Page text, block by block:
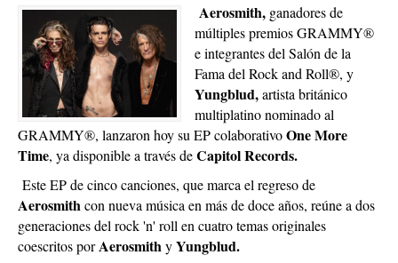
Aerosmith, ganadores de
múltiples premios GRAMMY®
e integrantes del Salón de la
Fama del Rock and Roll®, y
Yungblud,artista británico
multiplatino nominado al
GRAMMY®, lanzaron hoy su EP colaborativoOne More
Time, ya disponible a través deCapitol Records.
Este EP de cinco canciones, que marca el regreso de
Aerosmithcon nueva música en más de doce años, reúne a dos
generaciones del rock 'n' roll en cuatro temas originales
coescritos porAerosmithyYungblud.